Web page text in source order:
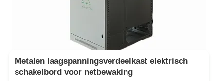
Metalen laagspanningsverdeelkast elektrisch
schakelbord voor netbewaking